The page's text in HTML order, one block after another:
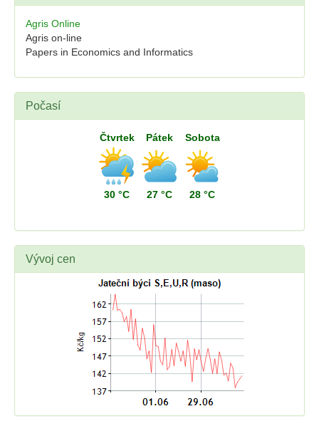
Agris Online
Agris on-line
Papers in Economics and Informatics
Počasí
Čtvrtek
30 °C
Pátek
27 °C
Sobota
28 °C
Vývoj cen